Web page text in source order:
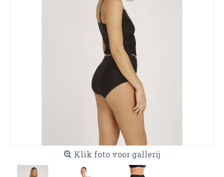
Klik foto voor gallerij